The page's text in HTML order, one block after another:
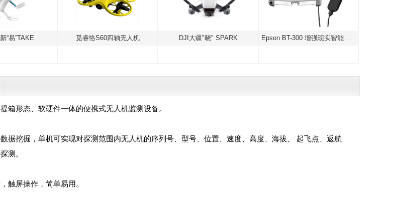
“易”TAKE 觅睿恪S60四轴无人机 DJI大疆"晓" SPARK Epson BT-300 增强现实智能眼镜
箱形态、软硬件一体的便携式无人机监测设备。
据挖掘，单机可实现对探测范围内无人机的序列号、型号、位置、速度、高度、海拔、 起飞点、返航
测。
触屏操作，简单易用。